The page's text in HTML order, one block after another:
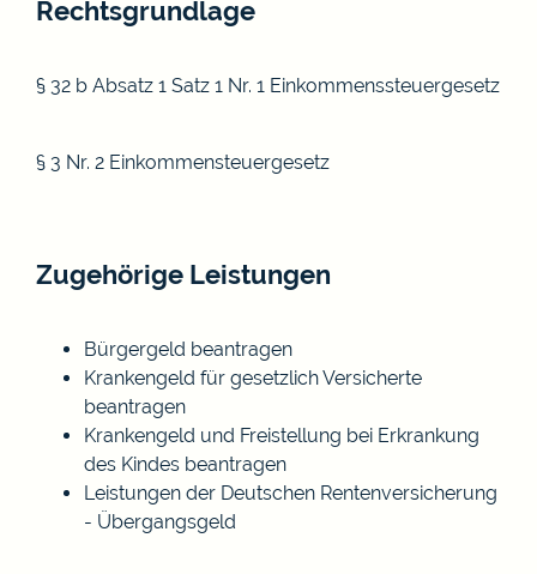
Rechtsgrundlage
§ 32 b Absatz 1 Satz 1 Nr. 1 Einkommenssteuergesetz
§ 3 Nr. 2 Einkommensteuergesetz
Zugehörige Leistungen
Bürgergeld beantragen
Krankengeld für gesetzlich Versicherte
beantragen
Krankengeld und Freistellung bei Erkrankung
des Kindes beantragen
Leistungen der Deutschen Rentenversicherung
- Übergangsgeld